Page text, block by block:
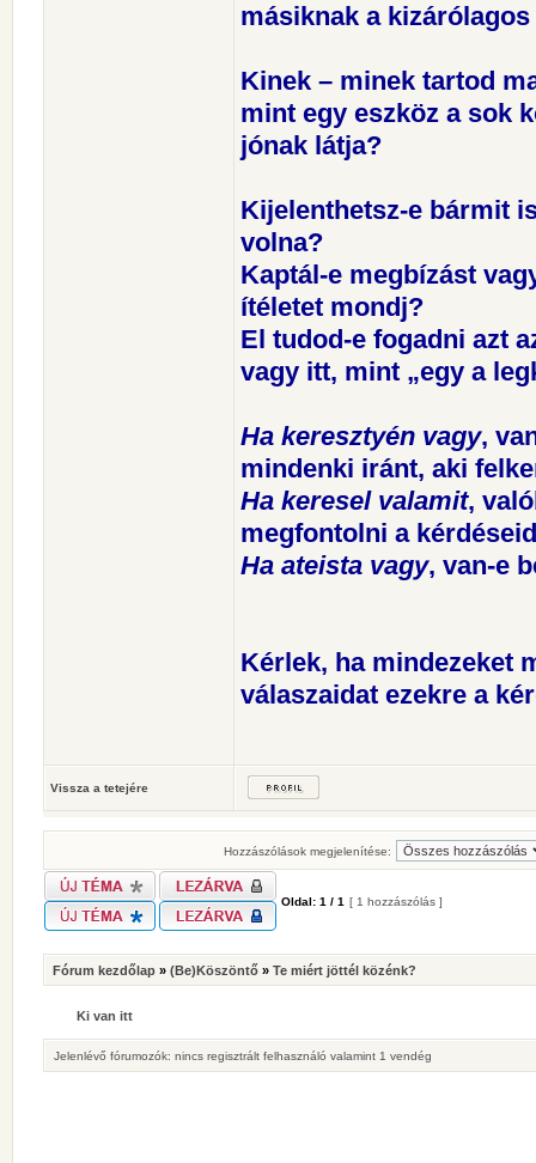
másiknak a
Kinek – minek tartod
mint egy eszköz a sok
jónak látja?
Kijelenthetsz-e bármit
volna?
Kaptál-e megbízást
ítéletet mondj?
El tudod-e fogadni azt
vagy itt, mint „egy a
Ha keresztyén vagy,
mindenki iránt, aki
Ha keresel valamit,
megfontolni a
Ha ateista vagy, van-e
Kérlek, ha mindezeket
válaszaidat ezekre a
Vissza a tetejére
Hozzászólások megjelenítése:
Oldal: 1 / 1 [ 1 hozzászólás ]
Fórum kezdőlap » (Be)Köszöntő » Te miért jöttél közénk?
Ki van itt
Jelenlévő fórumozók: nincs regisztrált felhasználó valamint 1 vendég